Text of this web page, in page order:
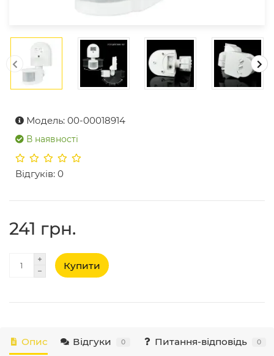
Модель: 00-00018914
В наявності
Відгуків: 0
241 грн.
Купити
Опис Відгуки 0 Питання-відповідь 0